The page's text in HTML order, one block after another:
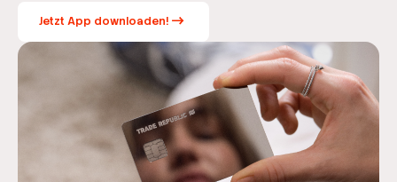
Jetzt App downloaden!